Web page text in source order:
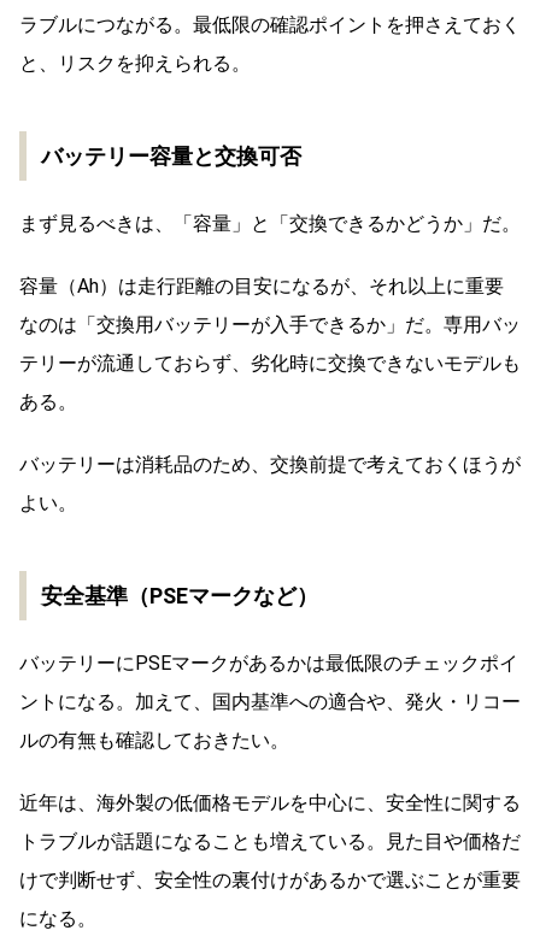
ラブルにつながる。最低限の確認ポイントを押さえておく
と、リスクを抑えられる。
バッテリー容量と交換可否
まず見るべきは、「容量」と「交換できるかどうか」だ。
容量（Ah）は走行距離の目安になるが、それ以上に重要
なのは「交換用バッテリーが入手できるか」だ。専用バッ
テリーが流通しておらず、劣化時に交換できないモデルも
ある。
バッテリーは消耗品のため、交換前提で考えておくほうが
よい。
安全基準（PSEマークなど）
バッテリーにPSEマークがあるかは最低限のチェックポイ
ントになる。加えて、国内基準への適合や、発火・リコー
ルの有無も確認しておきたい。
近年は、海外製の低価格モデルを中心に、安全性に関する
トラブルが話題になることも増えている。見た目や価格だ
けで判断せず、安全性の裏付けがあるかで選ぶことが重要
になる。